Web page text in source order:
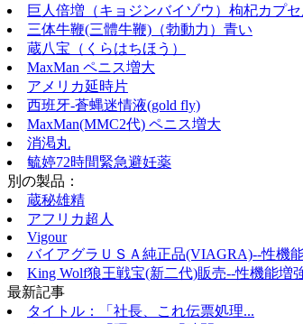
巨人倍増（キョジンバイゾウ）枸杞カプセ
三体牛鞭(三體牛鞭)（勃動力）青い
蔵八宝（くらはちほう）
MaxMan ペニス増大
アメリカ延時片
西班牙-蒼蝿迷情液(gold fly)
MaxMan(MMC2代) ペニス増大
消渇丸
毓婷72時間緊急避妊薬
別の製品：
蔵秘雄精
アフリカ超人
Vigour
バイアグラＵＳＡ純正品(VIAGRA)--性機
King Wolf狼王戦宝(新二代)販売--性機能増
最新記事
タイトル：「社長、これ伝票処理...